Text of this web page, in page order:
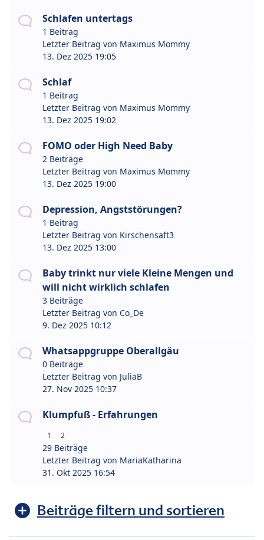
Schlafen untertags
1 Beitrag
Letzter Beitrag von Maximus Mommy
13. Dez 2025 19:05
Schlaf
1 Beitrag
Letzter Beitrag von Maximus Mommy
13. Dez 2025 19:02
FOMO oder High Need Baby
2 Beiträge
Letzter Beitrag von Maximus Mommy
13. Dez 2025 19:00
Depression, Angststörungen?
1 Beitrag
Letzter Beitrag von Kirschensaft3
13. Dez 2025 13:00
Baby trinkt nur viele Kleine Mengen und
will nicht wirklich schlafen
3 Beiträge
Letzter Beitrag von Co_De
9. Dez 2025 10:12
Whatsappgruppe Oberallgäu
0 Beiträge
Letzter Beitrag von JuliaB
27. Nov 2025 10:37
Klumpfuß - Erfahrungen
1 2
29 Beiträge
Letzter Beitrag von MariaKatharina
31. Okt 2025 16:54
Beiträge filtern und sortieren